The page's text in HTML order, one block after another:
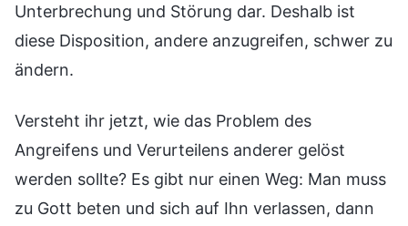
Unterbrechung und Störung dar. Deshalb ist
diese Disposition, andere anzugreifen, schwer zu
ändern.
Versteht ihr jetzt, wie das Problem des
Angreifens und Verurteilens anderer gelöst
werden sollte? Es gibt nur einen Weg: Man muss
zu Gott beten und sich auf Ihn verlassen, dann